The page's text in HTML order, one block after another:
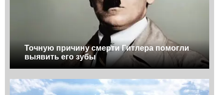
Точную причину смерти Гитлера помогли
выявить его зубы